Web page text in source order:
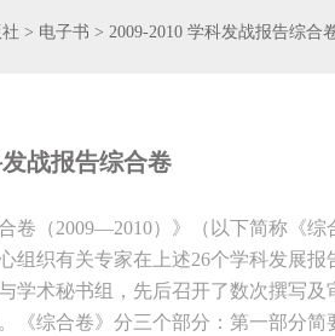
> 电子书 > 2009-2010 学科发战报告综合
发战报告综合卷
卷（2009—2010）》（以下简称《
组织有关专家在上述26个学科发展
学术秘书组，先后召开了数次撰写
《综合卷》分三个部分：第一部分简